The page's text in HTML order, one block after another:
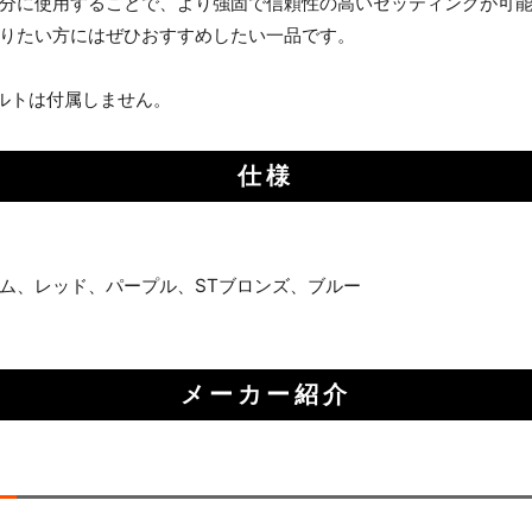
い方にはぜひおすすめしたい一品です。
は付属しません。
仕様
、レッド、パープル、STブロンズ、ブルー
メーカー紹介